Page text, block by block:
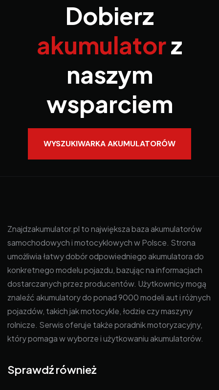
Dobierz
akumulatorz
naszym
wsparciem
WYSZUKIWARKA AKUMULATORÓW
Znajdzakumulator.pl to największa baza akumulatorów
samochodowych i motocyklowych w Polsce. Strona
umożliwia łatwy dobór odpowiedniego akumulatora do
konkretnego modelu pojazdu, bazując na informacjach
dostarczanych przez producentów. Użytkownicy mogą
znaleźć akumulatory do ponad 9000 modeli aut i różnych
pojazdów, takich jak motocykle, łodzie czy maszyny
rolnicze. Serwis oferuje także poradnik motoryzacyjny,
który pomaga w wyborze i użytkowaniu akumulatorów.
Sprawdź również